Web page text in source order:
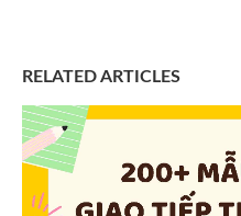
RELATED ARTICLES